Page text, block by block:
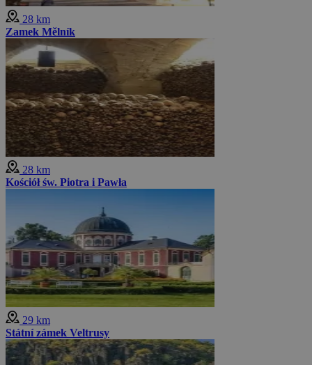
28 km
Zamek Mělník
28 km
Kościół św. Piotra i Pawła
29 km
Státní zámek Veltrusy